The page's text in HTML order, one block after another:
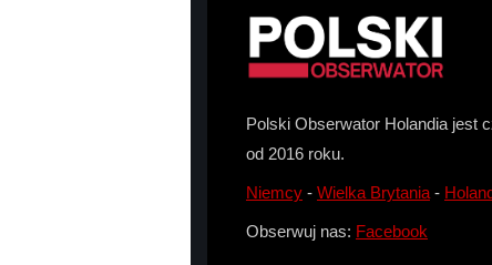
Polski Obserwator Holandia jest
od 2016 roku.
Niemcy - Wielka Brytania -
Obserwuj nas: Facebook